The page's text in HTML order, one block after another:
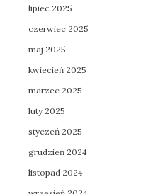
lipiec 2025
czerwiec 2025
maj 2025
kwiecień 2025
marzec 2025
luty 2025
styczeń 2025
grudzień 2024
listopad 2024